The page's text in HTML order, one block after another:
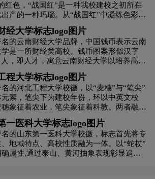
色logo设计 红色logo设计
育logo设计 集团logo设计
设计 会计师事务所logo设计
啡logo设计 快递公司logo设计
零售logo设计 龙舌兰logo设计
红色，“战国红”是一种我校建校之初所在
产的一种玛瑙。从“战国红”中凝练色彩，
溯建校之根本，展望发展之前程，展现河地
历史，开创未来”的似火热情和饱满精神。
经大学标志logo图片
的云南财经大学品牌，中国钱币表示云南
学是一所财经类高校。钱币图案形似汉字
人，即人才，寓意云南财经大学以培养高素
致用人才为己任。人在地球，寓意天地万
为本，同时寓意财大人立足云南，面向全
向世界。地球图案颜色为蓝色，钱币颜色为
征着东西方文化的交融，也寓意云南财经
与国际高等教育接轨，不断提高国际化水
图案形似一口大钟，警示财大人时刻激励
机遇，锐意改革，求实创新，追求卓越。
程大学标志logo图片
的河北工程大学校徽，以“麦穗”与“笔尖”
元素，笔尖下为建校年份，环以中英文校
象征着农业，笔尖象征着科教。两者融为
巧妙互喻，富有艺术想象力。三对麦粒似书
，具有生生不息、积厚成器之势；颜色的
强了艺术感染力，底部的黑色象征着黑土
的绿色给人以生机勃勃之感；云纹线条则
中国文化气息。
一医科大学标志logo图片
的山东第一医科大学校徽，标志首先将专
、地域特点、高校性质融为一体。以“蛇杖”
确属性,通过泰山、黄河抽象表现彰显追求